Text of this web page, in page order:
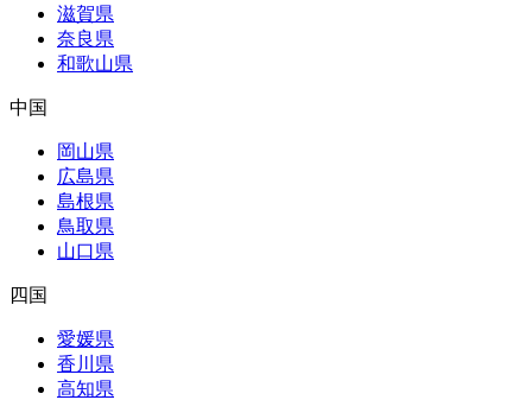
滋賀県
奈良県
和歌山県
中国
岡山県
広島県
島根県
鳥取県
山口県
四国
愛媛県
香川県
高知県